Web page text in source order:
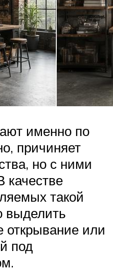
именно по
причиняет
но с ними
качестве
такой
выделить
открывание или
под